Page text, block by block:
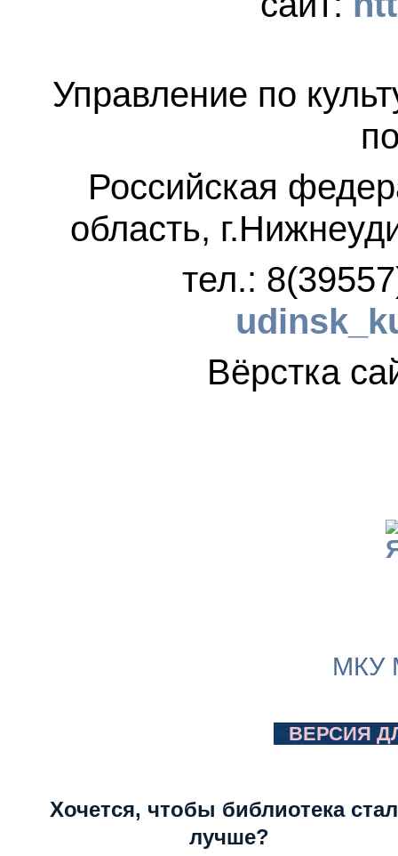
Управление по
Российская
область,
тел.:
Вёрстка
МКУ
ВЕРСИЯ
Хочется, чтобы библиотека
лучше?